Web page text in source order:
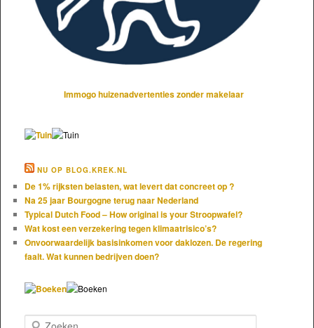
Immogo huizenadvertenties zonder makelaar
NU OP BLOG.KREK.NL
De 1% rijksten belasten, wat levert dat concreet op ?
Na 25 jaar Bourgogne terug naar Nederland
Typical Dutch Food – How original is your Stroopwafel?
Wat kost een verzekering tegen klimaatrisico’s?
Onvoorwaardelijk basisinkomen voor daklozen. De regering
faalt. Wat kunnen bedrijven doen?
Zoeken